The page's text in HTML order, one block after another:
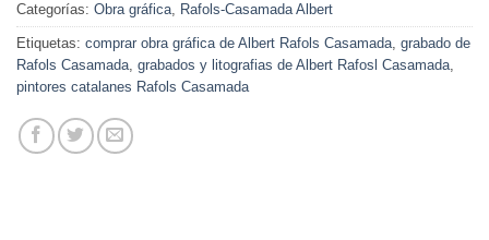
Categorías: Obra gráfica, Rafols-Casamada Albert
Etiquetas: comprar obra gráfica de Albert Rafols Casamada, grabado de
Rafols Casamada, grabados y litografias de Albert Rafosl Casamada,
pintores catalanes Rafols Casamada